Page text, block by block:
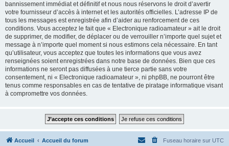
bannissement immédiat et définitif et nous nous réservons le droit d’avertir
votre fournisseur d’accès à internet et les autorités officielles. L’adresse IP de
tous les messages est enregistrée afin d’aider au renforcement de ces
conditions. Vous acceptez le fait que « Electronique radioamateur » ait le droit
de supprimer, de modifier, de déplacer ou de verrouiller n’importe quel sujet et
message à n’importe quel moment si nous estimons cela nécessaire. En tant
qu’utilisateur, vous acceptez que toutes les informations que vous avez
renseignées soient enregistrées dans notre base de données. Bien que ces
informations ne seront pas diffusées à une tierce partie sans votre
consentement, ni « Electronique radioamateur », ni phpBB, ne pourront être
tenus comme responsables en cas de tentative de piratage informatique visant
à compromettre vos données.
Accueil Accueil du forum Fuseau horaire sur UTC